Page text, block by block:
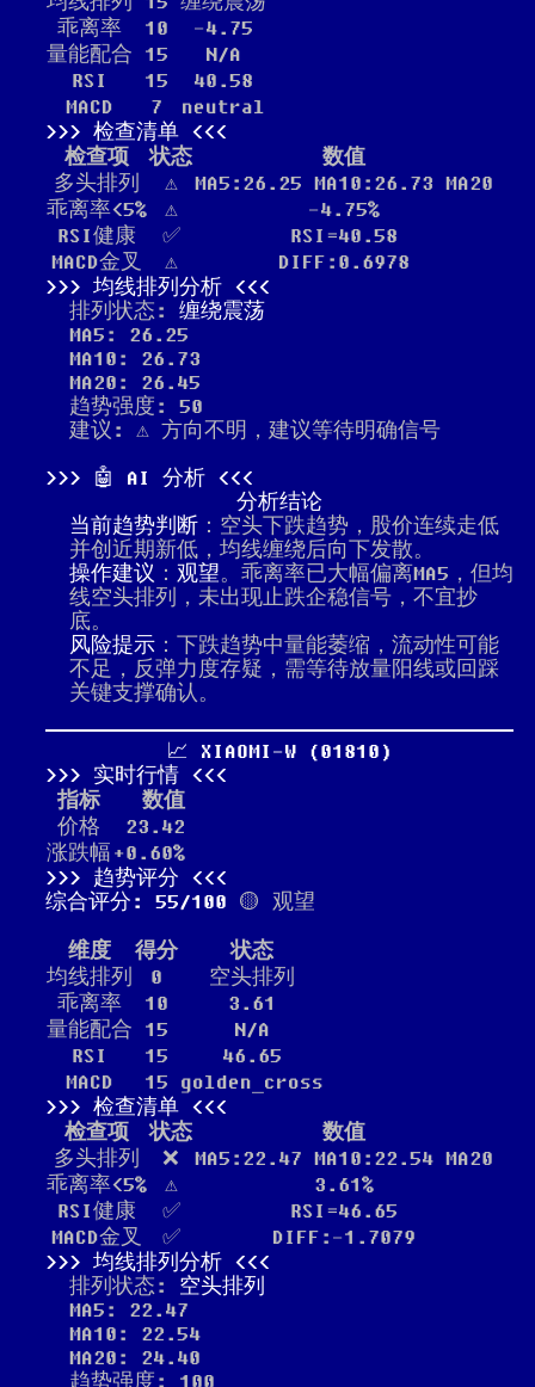
乖离率
10
-4.75
量能配合 15
N/A
RSI
15
40.58
MACD
7
neutral
检查清单
检查项
状态
数值
多头排列
⚠️
MA5:26.25 MA10:26.73 MA20
乖离率<5%
⚠️
-4.75%
RSI健康
✅
RSI=40.58
MACD金叉
⚠️
DIFF:0.6978
均线排列分析
排列状态: 缠绕震荡
MA5: 26.25
MA10: 26.73
MA20: 26.45
趋势强度: 50
建议: ⚠️ 方向不明，建议等待明确信号
🤖 AI 分析
分析结论
当前趋势判断 ：空头下跌趋势，股价连续走低
并创近期新低，均线缠绕后向下发散。
操作建议 ： 观望。乖离率已大幅偏离MA5，但均
线空头排列，未出现止跌企稳信号，不宜抄
底。
风险提示 ：下跌趋势中量能萎缩，流动性可能
不足，反弹力度存疑，需等待放量阳线或回踩
关键支撑确认。
📈 XIAOMI-W (01810)
实时行情
指标
数值
价格
23.42
涨跌幅 +0.60%
趋势评分
综合评分: 55/100 🟡 观望
维度 得分
状态
均线排列
0
空头排列
乖离率
10
3.61
量能配合 15
N/A
RSI
15
46.65
MACD
15 golden_cross
检查清单
检查项
状态
数值
多头排列
❌
MA5:22.47 MA10:22.54 MA20
乖离率<5%
⚠️
3.61%
RSI健康
✅
RSI=46.65
MACD金叉
✅
DIFF:-1.7079
均线排列分析
排列状态: 空头排列
MA5: 22.47
MA10: 22.54
MA20: 24.40
趋势强度: 100